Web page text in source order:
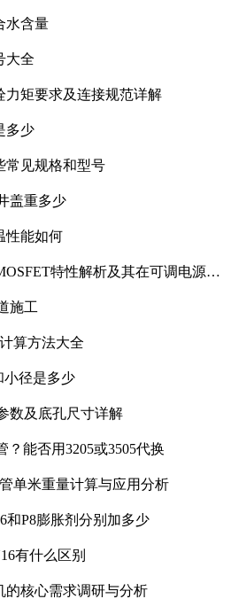
水含量
大全
力矩要求及连接规范详解
多少
常见规格和型号
盖重多少
性能如何
特性解析及其在可调电源设
施工
算方法大全
小径是多少
数及底孔尺寸详解
？能否用3205或3505代换
单米重量计算与应用分析
和P8膨胀剂分别加多少
有什么区别
的核心需求调研与分析